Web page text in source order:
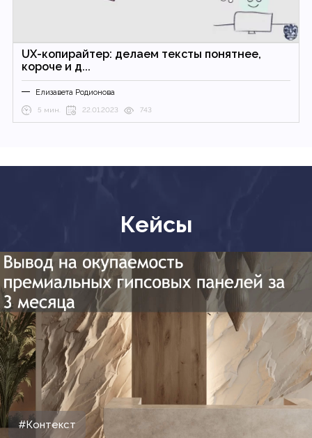
UX-копирайтер: делаем тексты понятнее,
короче и д...
Елизавета Родионова
5 мин. 22.01.2023 743
Кейсы
#Контекст